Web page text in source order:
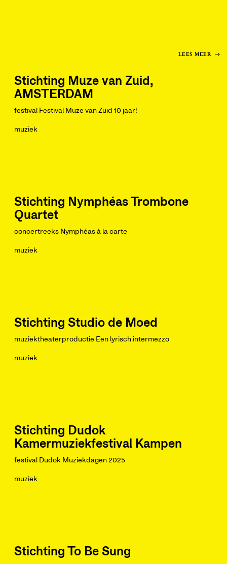
LEES MEER
Stichting Muze van Zuid,
AMSTERDAM
festival Festival Muze van Zuid 10 jaar!
muziek
Stichting Nymphéas Trombone
Quartet
concertreeks Nymphéas à la carte
muziek
Stichting Studio de Moed
muziektheaterproductie Een lyrisch intermezzo
muziek
Stichting Dudok
Kamermuziekfestival Kampen
festival Dudok Muziekdagen 2025
muziek
Stichting To Be Sung